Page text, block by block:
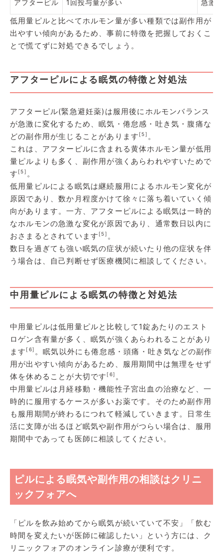
アフターピル 1回投与量が多い 急激
低用量ピルと比べてホルモン量が多い種類では副作用が
出やすい傾向があるため、事前に特徴を把握しておくこ
とで慌てずに対処できるでしょう。
アフターピルによる眠気の特徴と対処法
アフターピル(緊急避妊薬)は服用後にホルモンバランス
が急激に変化するため、眠気・倦怠感・吐き気・腹痛な
どの副作用が生じることがあります [5] 。
これは、アフターピルに含まれる黄体ホルモン量が低用
量ピルよりも多く、副作用が強くあらわれやすいためで
す [5] 。
低用量ピルによる眠気は継続服用によるホルモン変化が
原因であり、数か月程度かけて徐々に落ち着いていく傾
向があります。一方、アフターピルによる眠気は一時的
なホルモンの急激な変化が原因であり、通常数日以内に
おさまるとされています [5] 。
数日を過ぎても強い眠気の症状が続いたり他の症状を伴
う場合は、自己判断せず医療機関に相談してください。
中用量ピルによる眠気の特徴と対処法
中用量ピルは低用量ピルと比較して1錠あたりのエスト
ロゲン含有量が多く、眠気が強くあらわれることがあり
ます [6] 。眠気以外にも倦怠感・頭痛・吐き気などの副作
用が出やすい傾向があるため、服用期間中は無理をせず
体を休めることが大切です [6] 。
中用量ピルは月経移動・機能性子宮出血の治療など、一
時的に服用するケースが多いお薬です。そのため副作用
も服用期間が終わるにつれて軽減していきます。日常生
活に支障が出るほど眠気や副作用がつらい場合は、服用
期間中であっても医師に相談してください。
ピルによる眠気や副作用の相談はクリニ
ックフォアへ
「ピルを飲み始めてから眠気が続いていて不安」「飲む
時間を変えたいが医師に確認したい」という方には、ク
リニックフォアのオンライン診療が便利です。